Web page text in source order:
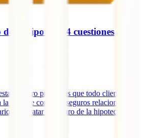
de la hipoteca: 4 cuestiones
a cuatro preguntas que todo cliente
la hora de contratar seguros relacionados
Contratar el seguro de la hipoteca: 4